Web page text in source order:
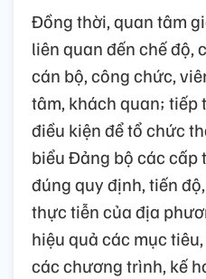
Đồng thời, quan tâm
liên quan đến chế độ,
cán bộ, công chức,
tâm, khách quan; tiếp
điều kiện để tổ chức
biểu Đảng bộ các cấp
đúng quy định, tiến
thực tiễn của địa
hiệu quả các mục
các chương trình, kế